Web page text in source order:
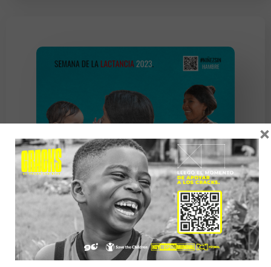
¿Cómo protege Colombia la lactancia
materna?
NOTICIAS ¿Cómo protege Colombia la lactancia
materna? SIGUENOS Una de las soluciones a la
desnutrición infantil que sufren miles de
×